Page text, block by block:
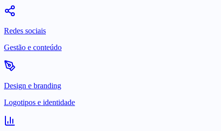
Redes sociais
Gestão e conteúdo
Design e branding
Logotipos e identidade